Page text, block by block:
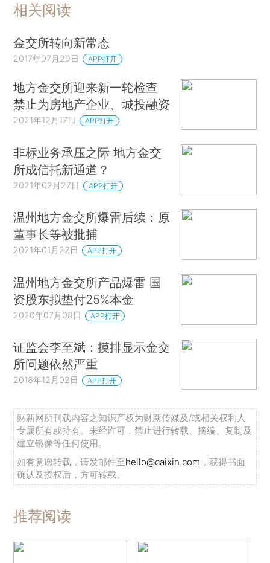
相关阅读
金交所转向新常态
2017年07月29日 APP打开
地方金交所迎来新一轮检查
禁止为房地产企业、城投融资
2021年12月17日 APP打开
非标业务承压之际 地方金交
所成信托新通道？
2021年02月27日 APP打开
温州地方金交所爆雷后续：原
董事长等被批捕
2021年01月22日 APP打开
温州地方金交所产品爆雷 国
资股东拟垫付25%本金
2020年07月08日 APP打开
证监会李至斌：摸排显示金交
所问题依然严重
2018年12月02日 APP打开
财新网所刊载内容之知识产权为财新传媒及/或相关权利人
专属所有或持有。未经许可，禁止进行转载、摘编、复制及
建立镜像等任何使用。
如有意愿转载，请发邮件至hello@caixin.com ，获得书面
确认及授权后，方可转载。
推荐阅读